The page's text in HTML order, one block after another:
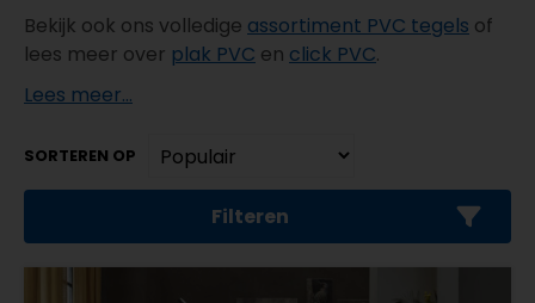
Bekijk ook ons volledige assortiment PVC tegels of
lees meer over plak PVC en click PVC.
Lees meer...
SORTEREN OP
Filteren